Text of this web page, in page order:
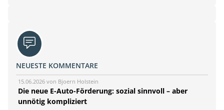
NEUESTE KOMMENTARE
15.06.2026 von Bjoern Holstein
Die neue E-Auto-Förderung: sozial sinnvoll – aber
unnötig kompliziert